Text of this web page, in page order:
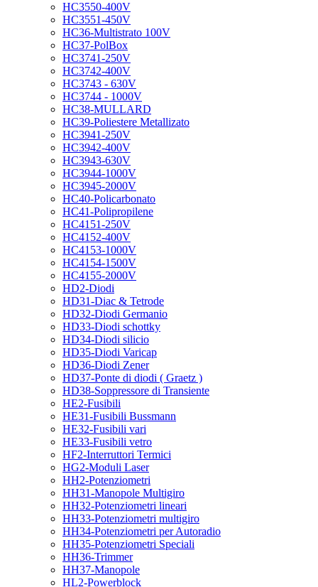
HC3550-400V
HC3551-450V
HC36-Multistrato 100V
HC37-PolBox
HC3741-250V
HC3742-400V
HC3743 - 630V
HC3744 - 1000V
HC38-MULLARD
HC39-Poliestere Metallizato
HC3941-250V
HC3942-400V
HC3943-630V
HC3944-1000V
HC3945-2000V
HC40-Policarbonato
HC41-Polipropilene
HC4151-250V
HC4152-400V
HC4153-1000V
HC4154-1500V
HC4155-2000V
HD2-Diodi
HD31-Diac & Tetrode
HD32-Diodi Germanio
HD33-Diodi schottky
HD34-Diodi silicio
HD35-Diodi Varicap
HD36-Diodi Zener
HD37-Ponte di diodi ( Graetz )
HD38-Soppressore di Transiente
HE2-Fusibili
HE31-Fusibili Bussmann
HE32-Fusibili vari
HE33-Fusibili vetro
HF2-Interruttori Termici
HG2-Moduli Laser
HH2-Potenziometri
HH31-Manopole Multigiro
HH32-Potenziometri lineari
HH33-Potenziometri multigiro
HH34-Potenziometri per Autoradio
HH35-Potenziometri Speciali
HH36-Trimmer
HH37-Manopole
HL2-Powerblock